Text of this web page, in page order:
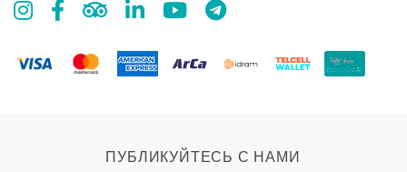
ПУБЛИКУЙТЕСЬ С НАМИ